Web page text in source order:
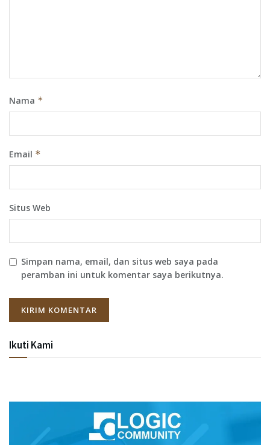
Nama *
Email *
Situs Web
Simpan nama, email, dan situs web saya pada
peramban ini untuk komentar saya berikutnya.
Ikuti Kami